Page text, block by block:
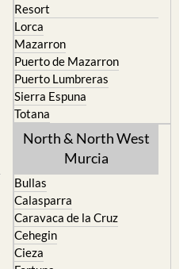
Resort
Lorca
Mazarron
Puerto de Mazarron
Puerto Lumbreras
Sierra Espuna
Totana
North & North West
Murcia
Bullas
Calasparra
Caravaca de la Cruz
Cehegin
Cieza